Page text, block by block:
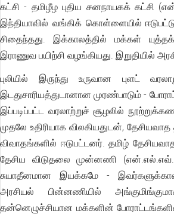
கட்சி - தமிழீழ புதிய சனநாயகக் கட்சி
இந்தியாவில் வங்கிக் கொள்ளையில் ஈடுபட்டு
சிதைந்தது. இக்காலத்தில் மக்கள் யுத்தக்
இராணுவ பயிற்சி வழங்கியது. இறுதியில்
புலியில் இருந்து உருவான புளட்
இடதுசாரியத்துடானான முரண்பாடும் -
இப்படிப்பட்ட வரலாற்றுச் சூழலில்
முதலே உதிரியாக விலகியதுடன்,
விவாதங்களில் ஈடுபட்டனர். தமிழ்
தேசிய விடுதலை முன்னணி
சுயாதீனமான இயக்கமே -
அரசியல் பின்னணியில்
தன்னெழுச்சியான மக்களின்